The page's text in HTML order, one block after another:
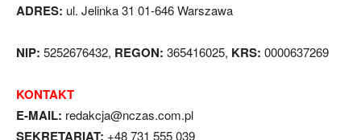
ADRES: ul. Jelinka 31 01-646 Warszawa
NIP: 5252676432, REGON: 365416025, KRS: 0000637269
KONTAKT
E-MAIL: redakcja@nczas.com.pl
SEKRETARIAT: +48 731 555 039